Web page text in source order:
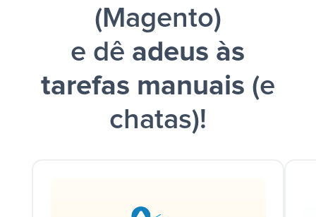
(Magento)
e dê adeus às
tarefas manuais (e
chatas)!